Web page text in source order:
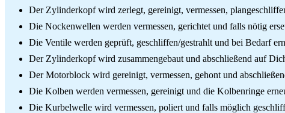
Der Zylinderkopf wird zerlegt, gereinigt, vermessen,
Die Nockenwellen werden vermessen, gerichtet und falls nötig
Die Ventile werden geprüft, geschliffen/gestrahlt und bei Bedarf
Der Zylinderkopf wird zusammengebaut und abschließend auf
Der Motorblock wird gereinigt, vermessen, gehont und
Die Kolben werden vermessen, gereinigt und die Kolbenringe
Die Kurbelwelle wird vermessen, poliert und falls möglich